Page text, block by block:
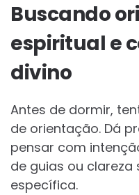
Buscando
espiritual e
divino
Antes de dormir,
de orientação. Dá
pensar com
de guias ou
específica.